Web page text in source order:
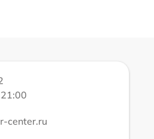
center.ru